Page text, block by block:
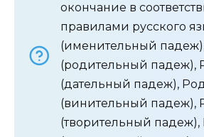
окончание в
правилами русского
(именительный
(родительный падеж),
(дательный падеж),
(винительный падеж),
(творительный